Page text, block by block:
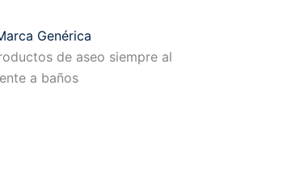
Genérica
de aseo siempre al
a baños